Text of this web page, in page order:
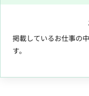
掲載しているお仕事の
す。